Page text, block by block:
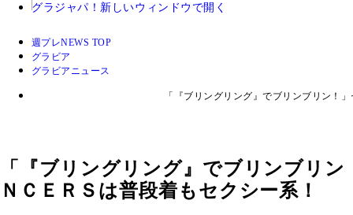
グラジャパ！ 新しいウィンドウで開く
週プレNEWS TOP
グラビア
グラビアニュース
「『ブリングリング』でブリンブリン！
「『ブリングリング』でブリンブリ
ＮＣＥＲＳは普段着もセクシー系！